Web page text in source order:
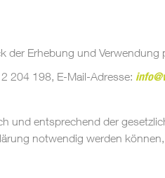
der Erhebung und
204 198, E-Mail-Adresse:
entsprechend der
notwendig werden